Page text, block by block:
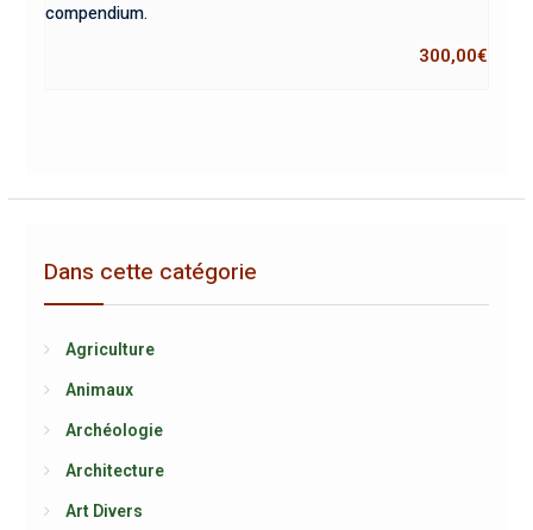
compendium.
300,00€
Dans cette catégorie
Agriculture
Animaux
Archéologie
Architecture
Art Divers